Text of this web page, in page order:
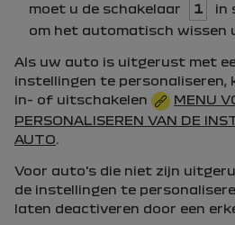
moet u de schakelaar
1 in
om het automatisch wissen
Als uw auto is uitgerust met
instellingen te
in- of uitschakelen
MENU
PERSONALISEREN VAN DE
AUTO
Voor auto's die niet zijn
de instellingen te
laten deactiveren door een